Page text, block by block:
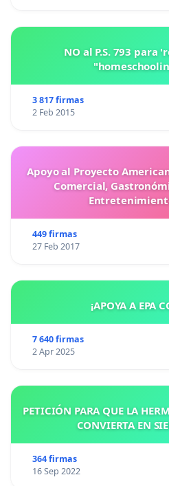
NO al P.S. 793 para
3 817 firmas
2 Feb 2015
Apoyo al Proyecto
Comercial,
449 firmas
27 Feb 2017
¡APOYA A EPA
7 640 firmas
2 Apr 2025
PETICIÓN PARA QUE LA
CONVIERTA EN
364 firmas
16 Sep 2022